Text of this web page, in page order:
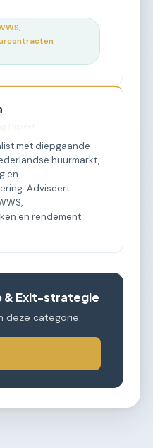
met diepgaande
huurmarkt,
en
Adviseert
en rendement
& Exit-strategie
deze categorie.